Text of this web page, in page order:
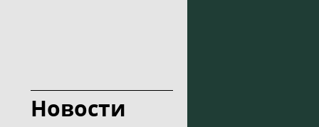
Новости